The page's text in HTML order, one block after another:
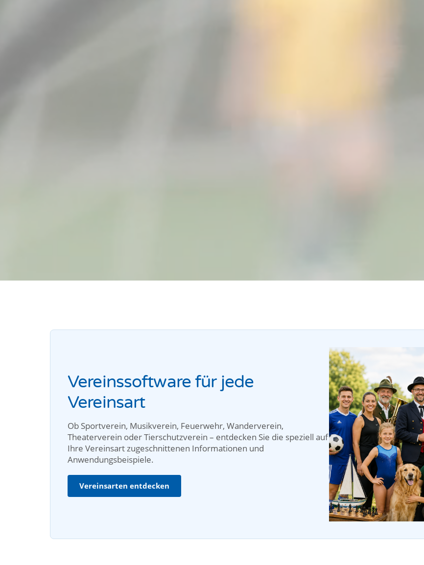
Vereinssoftware für jede
Vereinsart
Ob Sportverein, Musikverein, Feuerwehr, Wanderverein,
Theaterverein oder Tierschutzverein – entdecken Sie die speziell auf
Ihre Vereinsart zugeschnittenen Informationen und
Anwendungsbeispiele.
Vereinsarten entdecken